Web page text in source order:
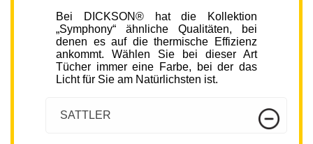
Bei DICKSON® hat die Kollektion
„Symphony“ ähnliche Qualitäten, bei
denen es auf die thermische Effizienz
ankommt. Wählen Sie bei dieser Art
Tücher immer eine Farbe, bei der das
Licht für Sie am Natürlichsten ist.
SATTLER